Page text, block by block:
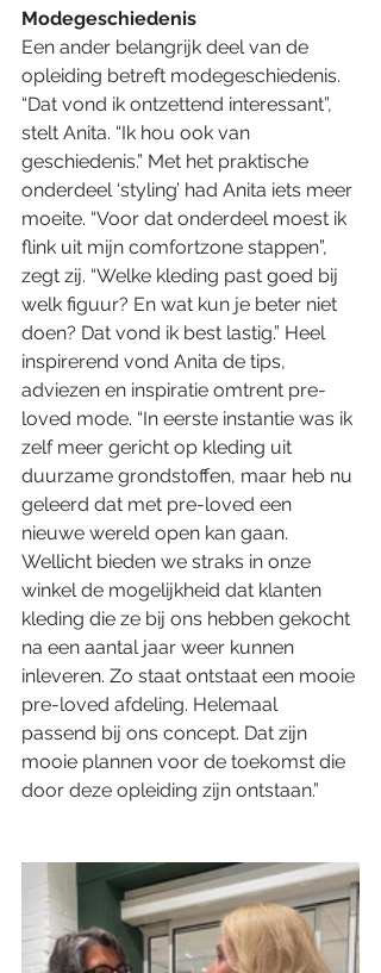
Modegeschiedenis
Een ander belangrijk deel van de
opleiding betreft modegeschiedenis.
“Dat vond ik ontzettend interessant”,
stelt Anita. “Ik hou ook van
geschiedenis.” Met het praktische
onderdeel ‘styling’ had Anita iets meer
moeite. “Voor dat onderdeel moest ik
flink uit mijn comfortzone stappen”,
zegt zij. “Welke kleding past goed bij
welk figuur? En wat kun je beter niet
doen? Dat vond ik best lastig.” Heel
inspirerend vond Anita de tips,
adviezen en inspiratie omtrent pre-
loved mode. “In eerste instantie was ik
zelf meer gericht op kleding uit
duurzame grondstoffen, maar heb nu
geleerd dat met pre-loved een
nieuwe wereld open kan gaan.
Wellicht bieden we straks in onze
winkel de mogelijkheid dat klanten
kleding die ze bij ons hebben gekocht
na een aantal jaar weer kunnen
inleveren. Zo staat ontstaat een mooie
pre-loved afdeling. Helemaal
passend bij ons concept. Dat zijn
mooie plannen voor de toekomst die
door deze opleiding zijn ontstaan.”